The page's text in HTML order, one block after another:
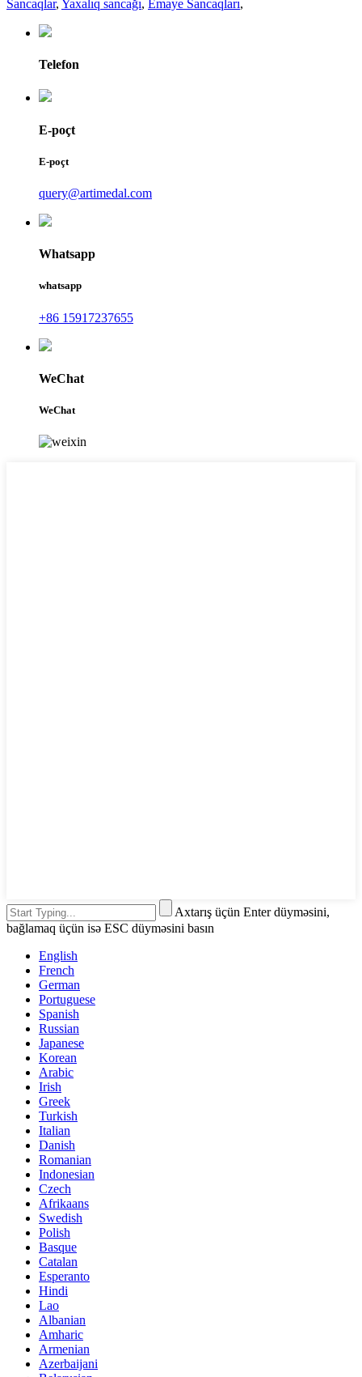
Sancaqlar, Yaxalıq sancağı, Emaye Sancaqları,
Telefon
E-poçt
E-poçt
query@artimedal.com
Whatsapp
whatsapp
+86 15917237655
WeChat
WeChat
Axtarış üçün Enter düyməsini,
bağlamaq üçün isə ESC düyməsini basın
English
French
German
Portuguese
Spanish
Russian
Japanese
Korean
Arabic
Irish
Greek
Turkish
Italian
Danish
Romanian
Indonesian
Czech
Afrikaans
Swedish
Polish
Basque
Catalan
Esperanto
Hindi
Lao
Albanian
Amharic
Armenian
Azerbaijani